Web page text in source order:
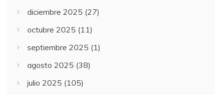
diciembre 2025 (27)
octubre 2025 (11)
septiembre 2025 (1)
agosto 2025 (38)
julio 2025 (105)